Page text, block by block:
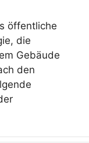
öffentliche
die
Gebäude
den